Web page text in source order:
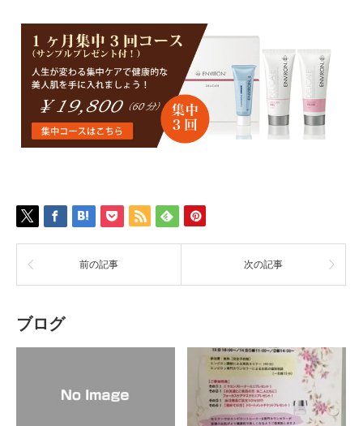
前の記事 次の記事
ブログ